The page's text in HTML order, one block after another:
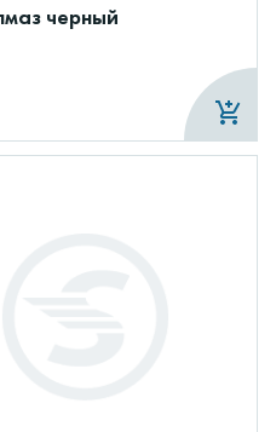
черный